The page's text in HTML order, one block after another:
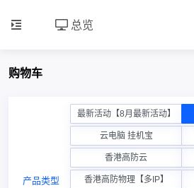
总览
购物车
产品类型
最新活动【8月最新活动】
云电脑 挂机宝
香港高防云
香港高防物理【多IP】